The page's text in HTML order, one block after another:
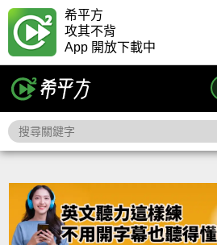
希平方
攻其不背
App 開放下載中